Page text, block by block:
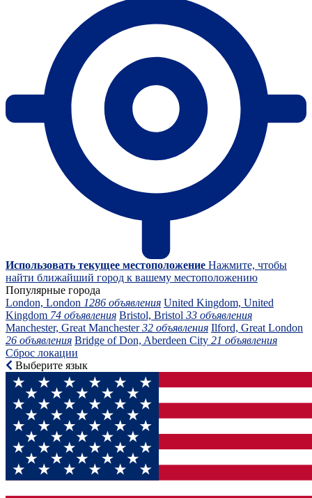
Использовать текущее местоположение Нажмите, чтобы
найти ближайший город к вашему местоположению
Популярные города
London, London 1286 объявления United Kingdom, United
Kingdom 74 объявления Bristol, Bristol 33 объявления
Manchester, Great Manchester32 объявления Ilford, Great London
26 объявления Bridge of Don, Aberdeen City 21 объявления
Сброс локации
Выберите язык